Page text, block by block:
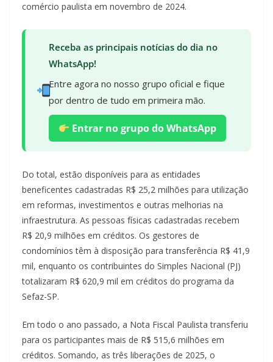
comércio paulista em novembro de 2024.
Receba as principais notícias do dia no
WhatsApp!
Entre agora no nosso grupo oficial e fique
por dentro de tudo em primeira mão.
Entrar no grupo do WhatsApp
Do total, estão disponíveis para as entidades
beneficentes cadastradas R$ 25,2 milhões para utilização
em reformas, investimentos e outras melhorias na
infraestrutura. As pessoas físicas cadastradas recebem
R$ 20,9 milhões em créditos. Os gestores de
condomínios têm à disposição para transferência R$ 41,9
mil, enquanto os contribuintes do Simples Nacional (PJ)
totalizaram R$ 620,9 mil em créditos do programa da
Sefaz-SP.
Em todo o ano passado, a Nota Fiscal Paulista transferiu
para os participantes mais de R$ 515,6 milhões em
créditos. Somando, as três liberações de 2025, o